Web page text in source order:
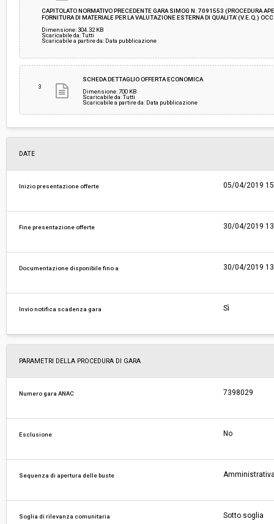
CAPITOLATO NORMATIVO PRECEDENTE GARA SIMOG N. 7091553 (PROCEDURA
FORNITURA DI MATERIALE PER LA VALUTAZIONE ESTERNA DI QUALITA’ (V.E.Q.)
Dimensione: 304.32 KB
Scaricabile da: Tutti
Scaricabile a partire da: Data pubblicazione
3
SCHEDA DETTAGLIO OFFERTA ECONOMICA
Dimensione: 700 KB
Scaricabile da: Tutti
Scaricabile a partire da: Data pubblicazione
DATE
Inizio presentazione offerte 05/04/2019
Fine presentazione offerte 30/04/2019
Documentazione disponibile fino a 30/04/2019
Invio notifica scadenza gara Sì
PARAMETRI DELLA PROCEDURA DI GARA
Numero gara ANAC 7398029
Esclusione No
Sequenza di apertura delle buste
Soglia di rilevanza comunitaria Sotto soglia